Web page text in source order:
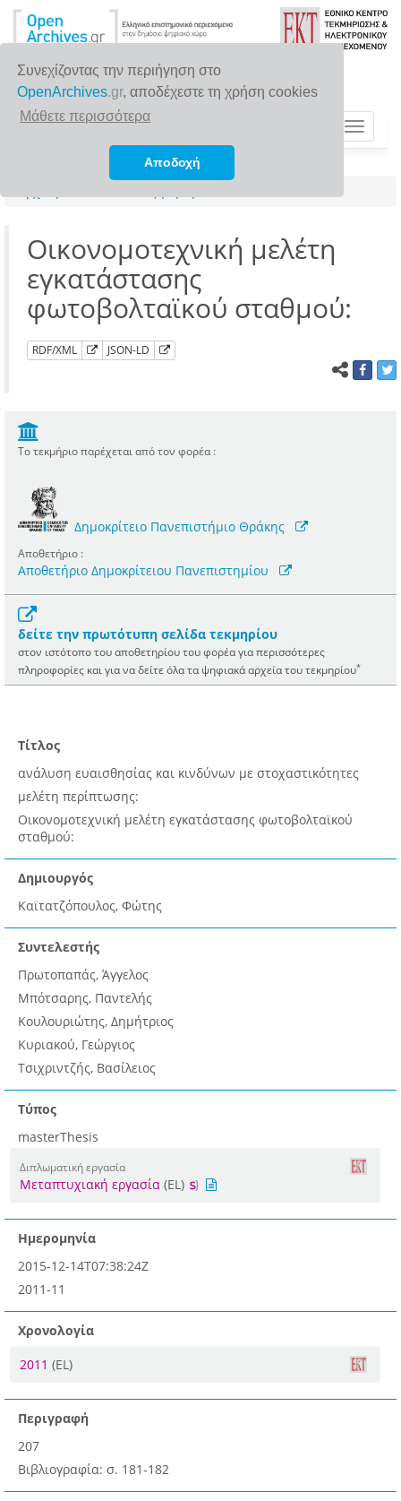
Συνεχίζοντας την περιήγηση στο
OpenArchives.gr, αποδέχεστε τη χρήση cookies
Μάθετε περισσότερα
Αποδοχή
Toggle
Οικονομοτεχνική μελέτη
εγκατάστασης
φωτοβολταϊκού σταθμού:
RDF/XML JSON-LD
Το τεκμήριο παρέχεται από τον φορέα :
Δημοκρίτειο Πανεπιστήμιο Θράκης
Αποθετήριο :
Αποθετήριο Δημοκρίτειου Πανεπιστημίου
δείτε την πρωτότυπη σελίδα τεκμηρίου
στον ιστότοπο του αποθετηρίου του φορέα για περισσότερες
πληροφορίες και για να δείτε όλα τα ψηφιακά αρχεία του τεκμηρίου*
Τίτλος
ανάλυση ευαισθησίας και κινδύνων με στοχαστικότητες
μελέτη περίπτωσης:
Οικονομοτεχνική μελέτη εγκατάστασης φωτοβολταϊκού
σταθμού:
Δημιουργός
Καϊτατζόπουλος, Φώτης
Συντελεστής
Πρωτοπαπάς, Άγγελος
Μπότσαρης, Παντελής
Κουλουριώτης, Δημήτριος
Κυριακού, Γεώργιος
Τσιχριντζής, Βασίλειος
Τύπος
masterThesis
Διπλωματική εργασία
Μεταπτυχιακή εργασία (EL)
Ημερομηνία
2015-12-14T07:38:24Z
2011-11
Χρονολογία
2011 (EL)
Περιγραφή
207
Βιβλιογραφία: σ. 181-182